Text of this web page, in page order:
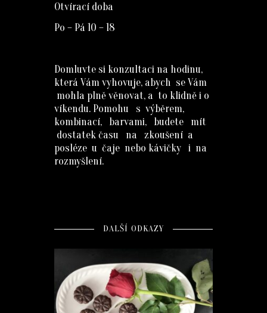
Otvírací doba
Po – Pá 10 – 18
Domluvte si konzultaci na hodinu,
která Vám vyhovuje, abych se Vám
mohla plně věnovat, a to klidně i o
víkendu. Pomohu s výběrem,
kombinací, barvami, budete mít
dostatek času na zkoušení a
posléze u čaje nebo kávičky i na
rozmyšlení.
DALŠÍ ODKAZY